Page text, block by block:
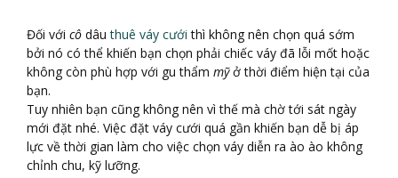
Đối với cô dâuthuê váy cưới thì không nên chọn quá sớm
bởi nó có thể khiến bạn chọn phải chiếc váy đã lỗi mốt hoặc
không còn phù hợp với gu thẩm mỹở thời điểm hiện tại của
bạn.
Tuy nhiên bạn cũng không nên vì thế mà chờ tới sát ngày
mới đặt nhé. Việc đặt váy cưới quá gần khiến bạn dễ bị áp
lực về thời gian làm cho việc chọn váy diễn ra ào ào không
chỉnh chu, kỹ lưỡng.